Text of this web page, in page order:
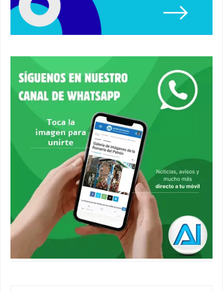
Primer premio de casetas 2026.
#alcaladeguadaira #ferias